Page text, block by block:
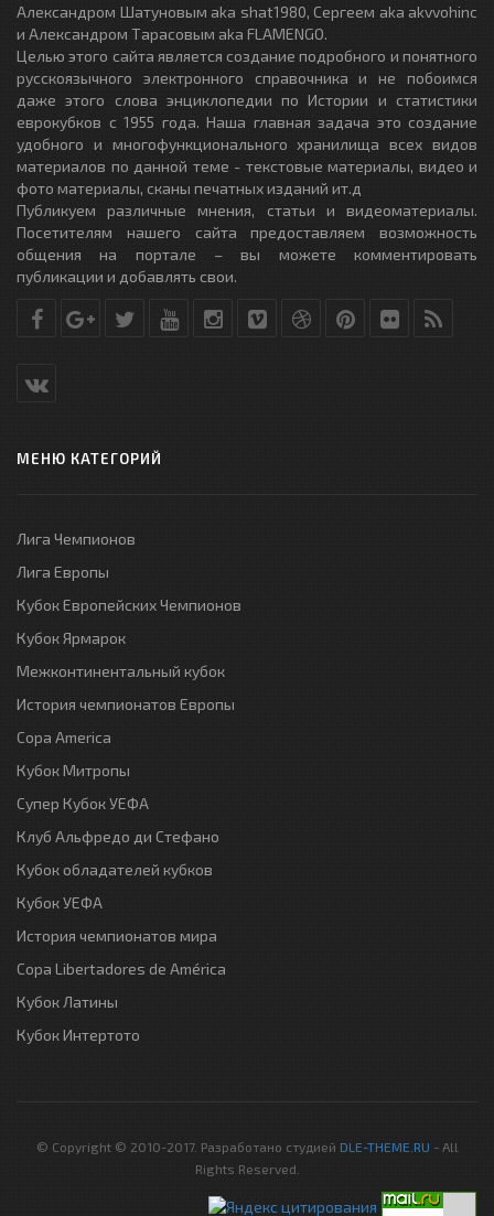
Александром Шатуновым aka shat1980, Сергеем aka akvvohinc
и Александром Тарасовым aka FLAMENGO.
Целью этого сайта является создание подробного и понятного
русскоязычного электронного справочника и не побоимся
даже этого слова энциклопедии по Истории и статистики
еврокубков с 1955 года. Наша главная задача это создание
удобного и многофункционального хранилища всех видов
материалов по данной теме - текстовые материалы, видео и
фото материалы, сканы печатных изданий ит.д
Публикуем различные мнения, статьи и видеоматериалы.
Посетителям нашего сайта предоставляем возможность
общения на портале – вы можете комментировать
публикации и добавлять свои.
МЕНЮ КАТЕГОРИЙ
Лига Чемпионов
Лига Европы
Кубок Европейских Чемпионов
Кубок Ярмарок
Межконтинентальный кубок
История чемпионатов Европы
Copa America
Кубок Митропы
Супер Кубок УЕФА
Клуб Альфредо ди Стефано
Кубок обладателей кубков
Кубок УЕФА
История чемпионатов мира
Copa Libertadores de América
Кубок Латины
Кубок Интертото
© Copyright © 2010-2017. Разработано студией DLE-THEME.RU - All
Rights Reserved.